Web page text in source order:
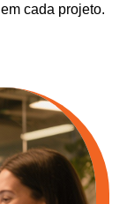
em cada projeto.